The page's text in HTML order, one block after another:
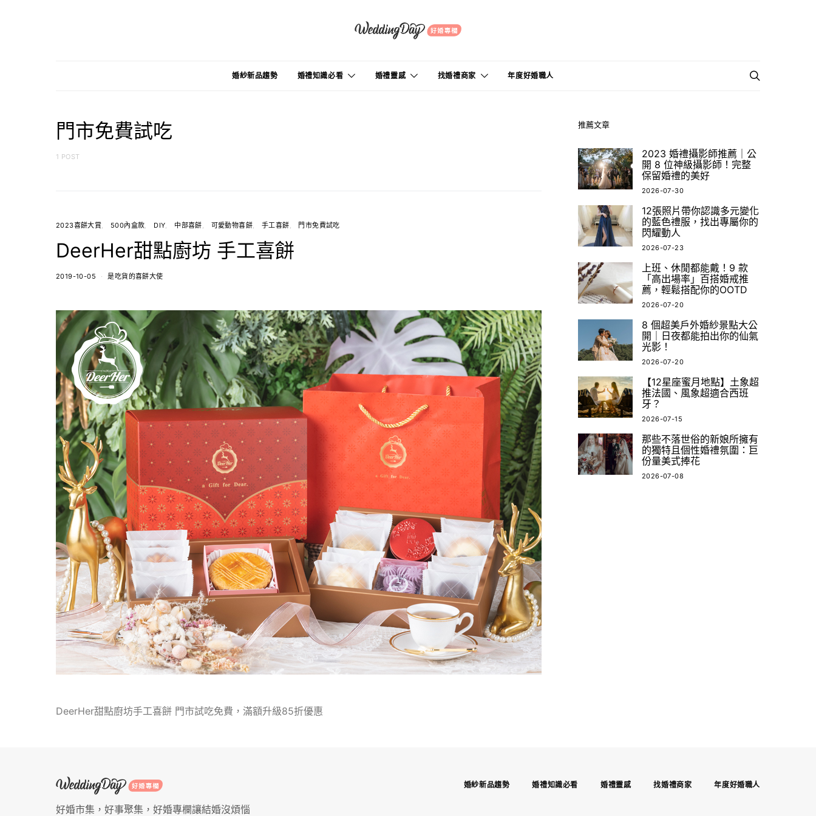
婚紗新品趨勢 婚禮知識必看 婚禮靈感 找婚禮商家 年度好婚職人
門市免費試吃
1 POST
2023喜餅大賞 500內盒款 DIY 中部喜餅 可愛動物喜餅 手工喜餅 門市免費試吃
DeerHer甜點廚坊 手工喜餅
2019-10-05 是吃貨的喜餅大使
DeerHer甜點廚坊手工喜餅 門市試吃免費，滿額升級85折優惠
推薦文章
2023 婚禮攝影師推薦｜公
開 8 位神級攝影師！完整
保留婚禮的美好
2026-07-30
12張照片帶你認識多元變化
的藍色禮服，找出專屬你的
閃耀動人
2026-07-23
上班、休閒都能戴！9 款
「高出場率」百搭婚戒推
薦，輕鬆搭配你的OOTD
2026-07-20
8 個超美戶外婚紗景點大公
開｜日夜都能拍出你的仙氣
光影！
2026-07-20
【12星座蜜月地點】土象超
推法國、風象超適合西班
牙？
2026-07-15
那些不落世俗的新娘所擁有
的獨特且個性婚禮氛圍：巨
份量美式捧花
2026-07-08
婚紗新品趨勢 婚禮知識必看 婚禮靈感 找婚禮商家 年度好婚職人
好婚市集，好事聚集，好婚專欄讓結婚沒煩惱